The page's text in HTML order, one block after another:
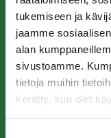
tukemiseen ja
jaamme
alan
sivustoamme.
tietoja muihin
kerätty, kun olet